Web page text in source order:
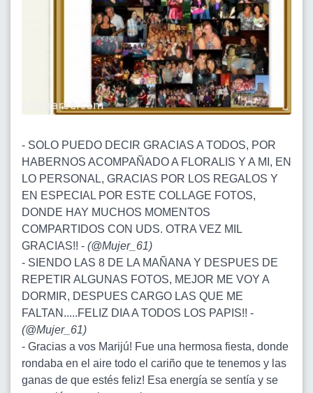
- SOLO PUEDO DECIR GRACIAS A TODOS, POR
HABERNOS ACOMPAÑADO A FLORALIS Y A MI, EN
LO PERSONAL, GRACIAS POR LOS REGALOS Y
EN ESPECIAL POR ESTE COLLAGE FOTOS,
DONDE HAY MUCHOS MOMENTOS
COMPARTIDOS CON UDS. OTRA VEZ MIL
GRACIAS!! - (@Mujer_61)
- SIENDO LAS 8 DE LA MAÑANA Y DESPUES DE
REPETIR ALGUNAS FOTOS, MEJOR ME VOY A
DORMIR, DESPUES CARGO LAS QUE ME
FALTAN.....FELIZ DIA A TODOS LOS PAPIS!! -
(@Mujer_61)
- Gracias a vos Marijú! Fue una hermosa fiesta, donde
rondaba en el aire todo el cariño que te tenemos y las
ganas de que estés feliz! Esa energía se sentía y se